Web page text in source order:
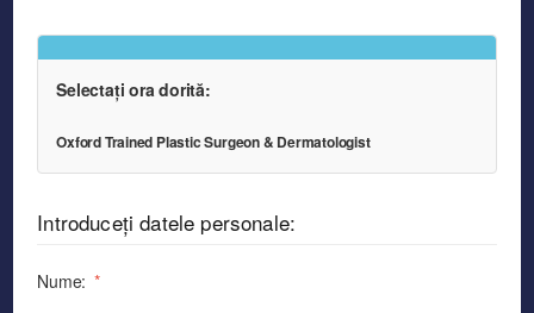
Selectați ora dorită:
Oxford Trained Plastic Surgeon & Dermatologist
Introduceți datele personale:
Nume: *